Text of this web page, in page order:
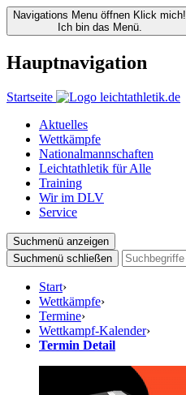
Navigations Menu öffnen Klick mich!
Ich bin das Menü.
Hauptnavigation
Startseite
Aktuelles
Wettkämpfe
Nationalmannschaften
Leichtathletik für Alle
Training
Wir im DLV
Service
Suchmenü anzeigen
Suchmenü schließen
Start›
Wettkämpfe›
Termine›
Wettkampf-Kalender›
Termin Detail